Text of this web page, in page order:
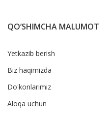
QO‘SHIMCHA MALUMOT
Yetkazib berish
Biz haqimizda
Do'konlarimiz
Aloqa uchun